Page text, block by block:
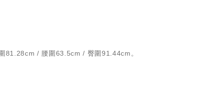
81.28cm / 腰圍63.5cm / 臀圍91.44cm 。